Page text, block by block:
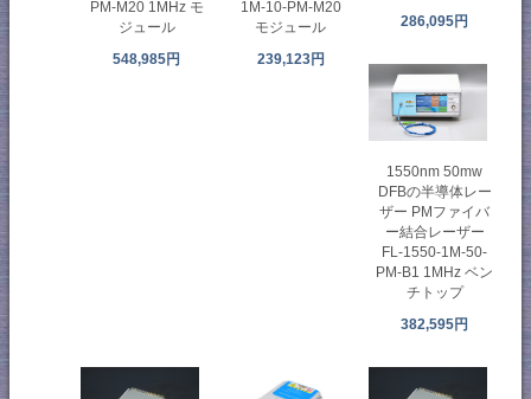
PM-M20 1MHz モ
ジュール
548,985円
1M-10-PM-M20
モジュール
239,123円
286,095円
1550nm 50mw
DFBの半導体レー
ザー PMファイバ
ー結合レーザー
FL-1550-1M-50-
PM-B1 1MHz ベン
チトップ
382,595円